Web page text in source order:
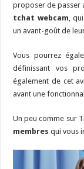
proposer de passer
tchat webcam,
un avant-goût de
Vous pourrez
définissant vos
également de cet
avant une
Un peu comme sur
membres qui vous